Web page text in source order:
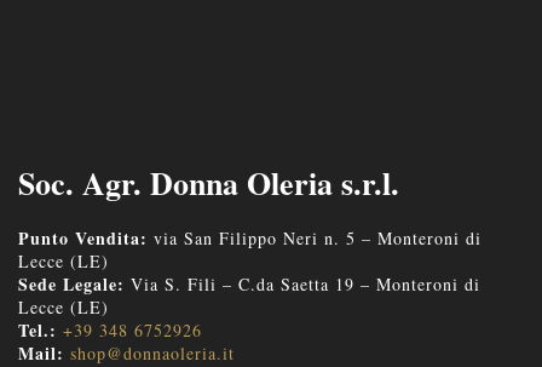
Soc. Agr. Donna Oleria s.r.l.
Punto Vendita: via San Filippo Neri n. 5 – Monteroni di
Lecce (LE)
Sede Legale: Via S. Fili – C.da Saetta 19 – Monteroni di
Lecce (LE)
Tel.: +39 348 6752926
Mail: shop@donnaoleria.it